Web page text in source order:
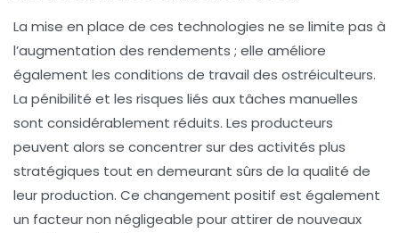
La mise en place de ces technologies ne se limite pas à
l’augmentation des rendements ; elle améliore
également les conditions de travail des ostréiculteurs.
La pénibilité et les risques liés aux tâches manuelles
sont considérablement réduits. Les producteurs
peuvent alors se concentrer sur des activités plus
stratégiques tout en demeurant sûrs de la qualité de
leur production. Ce changement positif est également
un facteur non négligeable pour attirer de nouveaux